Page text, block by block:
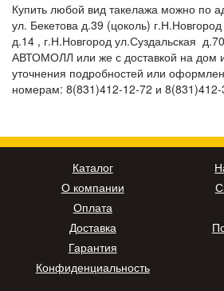
Купить любой вид такелажа можно по
ул. Бекетова д.39 (цоколь)
д.14 , г.Н.Новгород ул.Суздальская
АВТОМОЛЛ или же с доставкой на дом
уточнения подробностей или
номерам: 8(831)412-12-72 и 8(831)412-
Каталог
О компании
Оплата
Доставка
Гарантия
Конфиденциальность